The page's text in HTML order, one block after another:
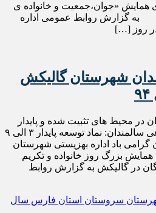
۹۴ برگزاری همایش «جوان،جمعیت و خانواده ی
روابط عمومی اداره
روز […]
شهرستان گالیکش
در محیط های تثبیت شده و پایدار
شهری سلامت و رفاه اجتماعی سالمندان: نماد توسعه پایدار ۳ الی ۹
گرامی باد اداره بهزیستی شهرستان
۹۴ برگزاری همایش بزرگ روز خانواده و تکریم
در گالیکش به گزارش روابط